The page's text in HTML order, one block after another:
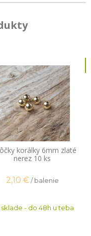
korálky 6mm zlaté
nerez 10 ks
2,10 € / balenie
sklade - do 48h u teba